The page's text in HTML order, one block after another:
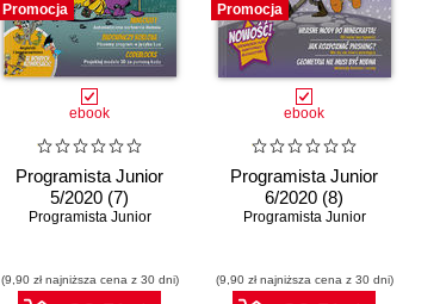
Promocja
ebook
Programista Junior
5/2020 (7)
Programista Junior
(9,90 zł najniższa cena z 30 dni)
Promocja
ebook
Programista Junior
6/2020 (8)
Programista Junior
(9,90 zł najniższa cena z 30 dni)